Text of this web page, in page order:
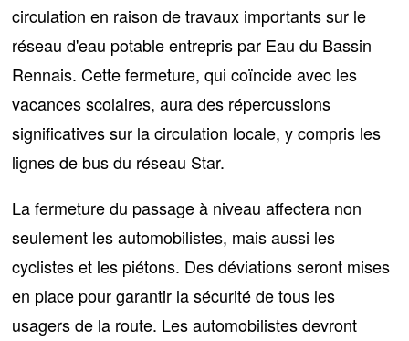
circulation en raison de travaux importants sur le
réseau d'eau potable entrepris par Eau du Bassin
Rennais. Cette fermeture, qui coïncide avec les
vacances scolaires, aurades répercussions
significatives sur la circulation locale, y compris les
lignes de bus du réseau Star.
La fermeture du passage à niveau affectera non
seulement les automobilistes, mais aussi les
cyclistes et les piétons. Des déviations seront mises
en place pour garantir la sécurité de tous les
usagers de la route. Les automobilistes devront